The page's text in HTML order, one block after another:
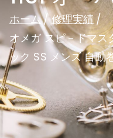
ホーム
修理実績
オメガ スピ－ドマ
ック SS メンズ 自動